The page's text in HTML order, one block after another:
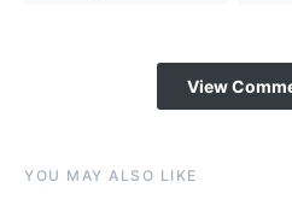
View
YOU MAY ALSO LIKE